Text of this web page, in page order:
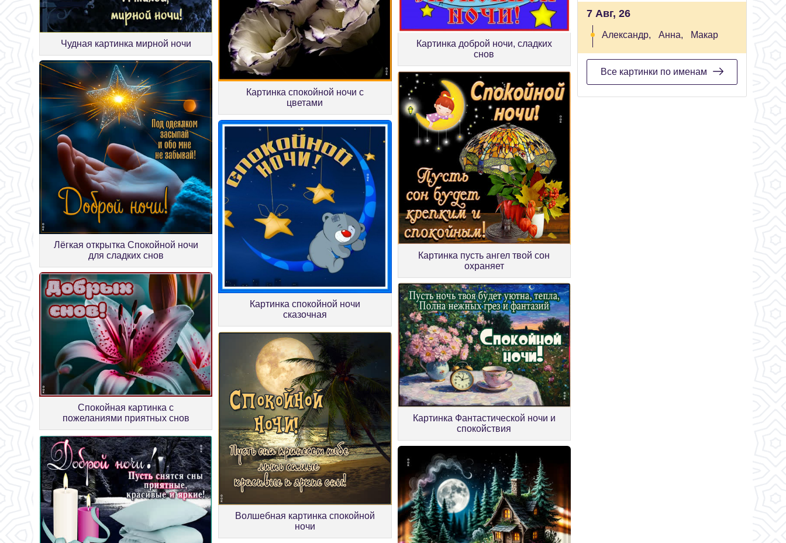
Чудная картинка мирной ночи
Картинка спокойной ночи с
цветами
Картинка доброй ночи, сладких
снов
Лёгкая открытка Спокойной ночи
для сладких снов
Картинка спокойной ночи
сказочная
Картинка пусть ангел твой сон
охраняет
Спокойная картинка с
пожеланиями приятных снов
Волшебная картинка спокойной
ночи
Картинка Фантастической ночи и
спокойствия
7 Авг, 26
Александр, Анна, Макар
Все картинки по именам